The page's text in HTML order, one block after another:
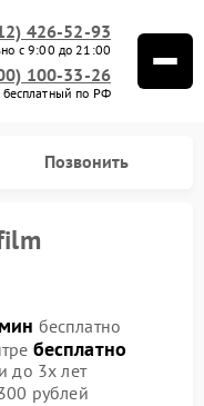
426-52-93
с 9:00 до 21:00
100-33-26
бесплатный по РФ
Позвонить
бесплатно
бесплатно
до 3х лет
рублей